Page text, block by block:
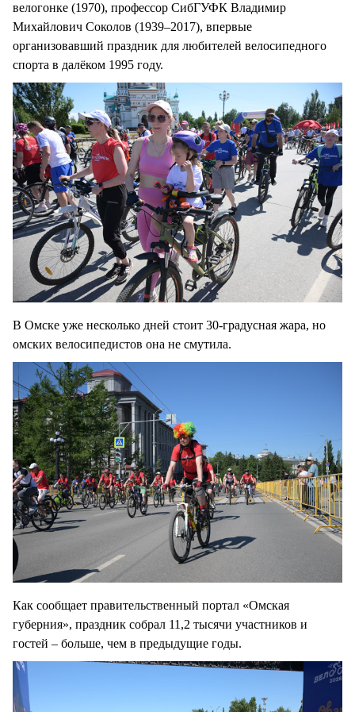
велогонке (1970), профессор СибГУФК Владимир
Михайлович Соколов (1939–2017), впервые
организовавший праздник для любителей велосипедного
спорта в далёком 1995 году.
В Омске уже несколько дней стоит 30-градусная жара, но
омских велосипедистов она не смутила.
Как сообщает правительственный портал «Омская
губерния», праздник собрал 11,2 тысячи участников и
гостей – больше, чем в предыдущие годы.